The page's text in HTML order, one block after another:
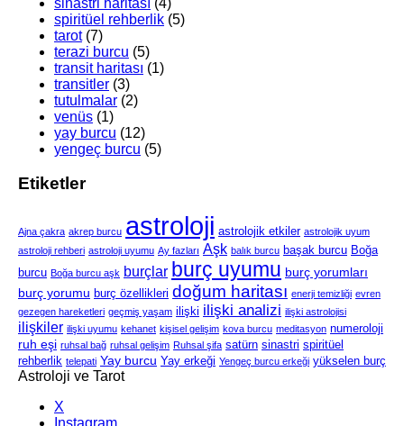
spiritüel rehberlik (5)
tarot(7)
terazi burcu (5)
transit haritası (1)
transitler (3)
tutulmalar (2)
venüs (1)
yay burcu (12)
yengeç burcu (5)
Etiketler
Ajna çakra akrep burcu astroloji astrolojik etkiler astrolojik uyum
astroloji rehberi astroloji uyumu Ay fazları Aşk balık burcu başak burcu Boğa
burcu Boğa burcu aşk burçlar burç uyumu burç yorumları
burç yorumu burç özellikleri doğum haritası enerji temizliği evren
gezegen hareketleri geçmiş yaşam ilişki ilişki analizi ilişki astrolojisi
ilişkiler ilişki uyumu kehanet kişisel gelişim kova burcu meditasyon numeroloji
ruh eşi ruhsal bağ ruhsal gelişim Ruhsal şifa satürn sinastri spiritüel
rehberlik telepati Yay burcu Yay erkeği Yengeç burcu erkeği yükselen burç
Astroloji ve Tarot
X
Instagram